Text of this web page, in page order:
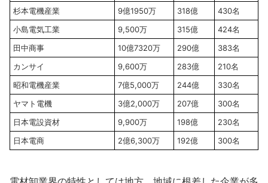
杉本電機産業
9億1950万 318億
430名
小島電気工業
9,500万 315億
424名
田中商事
10億7320万 290億
383名
カンサイ
9,600万 283億
210名
昭和電機産業
7億5,000万 244億
330名
ヤマト電機
3億2,000万 207億
300名
日本電設資材
9,900万 198億
230名
日本電商
2億6,300万 192億 300名